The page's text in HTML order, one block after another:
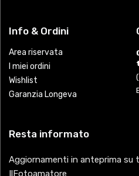
Info & Ordini
Area riservata
I miei ordini
Wishlist
Garanzia Longeva
Resta informato
Aggiornamenti in anteprima su
IlFotoamatore